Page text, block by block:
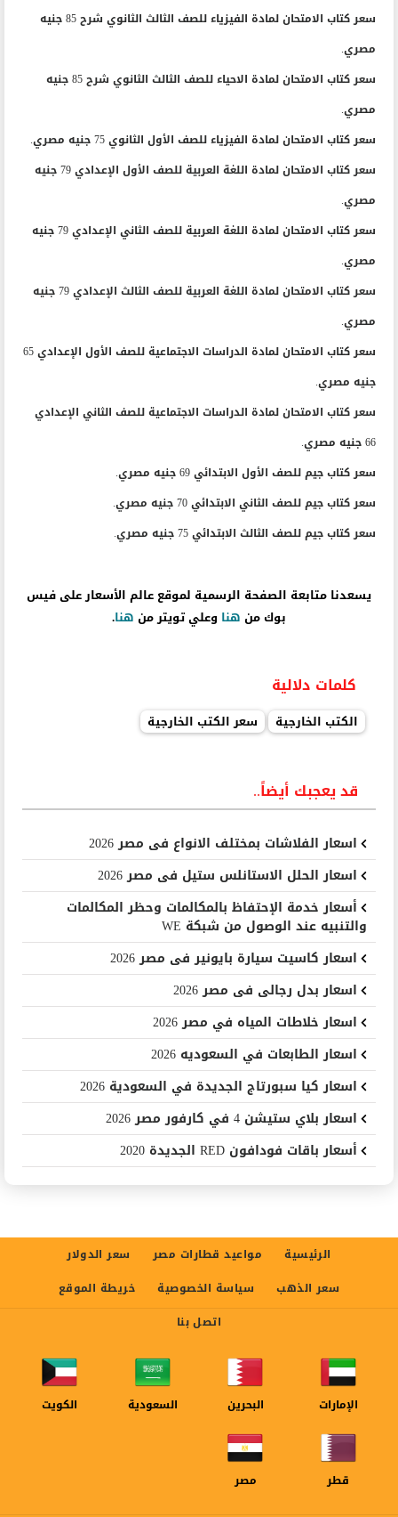
سعر كتاب الامتحان لمادة الفيزياء للصف الثالث الثانوي شرح 85 جنيه
مصري.
سعر كتاب الامتحان لمادة الاحياء للصف الثالث الثانوي شرح 85 جنيه
مصري.
سعر كتاب الامتحان لمادة الفيزياء للصف الأول الثانوي 75 جنيه مصري.
سعر كتاب الامتحان لمادة اللغة العربية للصف الأول الإعدادي 79 جنيه
مصري.
سعر كتاب الامتحان لمادة اللغة العربية للصف الثاني الإعدادي 79 جنيه
مصري.
سعر كتاب الامتحان لمادة اللغة العربية للصف الثالث الإعدادي 79 جنيه
مصري.
سعر كتاب الامتحان لمادة الدراسات الاجتماعية للصف الأول الإعدادي 65
جنيه مصري.
سعر كتاب الامتحان لمادة الدراسات الاجتماعية للصف الثاني الإعدادي
66 جنيه مصري.
سعر كتاب جيم للصف الأول الابتدائي 69 جنيه مصري.
سعر كتاب جيم للصف الثاني الابتدائي 70 جنيه مصري.
سعر كتاب جيم للصف الثالث الابتدائي 75 جنيه مصري.
يسعدنا متابعة الصفحة الرسمية لموقع عالم الأسعار على فيس
بوك من هنا وعلي تويتر من هنا.
كلمات دلالية
الكتب الخارجية سعر الكتب الخارجية
قد يعجبك أيضاً..
اسعار الفلاشات بمختلف الانواع فى مصر 2026
اسعار الحلل الاستانلس ستيل فى مصر 2026
أسعار خدمة الإحتفاظ بالمكالمات وحظر المكالمات
والتنبيه عند الوصول من شبكة WE
اسعار كاسيت سيارة بايونير فى مصر 2026
اسعار بدل رجالى فى مصر 2026
اسعار خلاطات المياه في مصر 2026
اسعار الطابعات في السعوديه 2026
اسعار كيا سبورتاج الجديدة في السعودية 2026
اسعار بلاي ستيشن 4 في كارفور مصر 2026
أسعار باقات فودافون RED الجديدة 2020
الرئيسية مواعيد قطارات مصر
سعر الدولار
سعر الذهب
سياسة الخصوصية
خريطة الموقع
اتصل بنا
الإمارات البحرين السعودية الكويت
قطر مصر